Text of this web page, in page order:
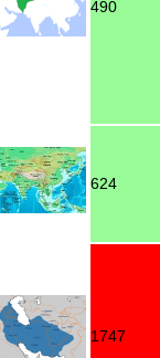
490
624
1747